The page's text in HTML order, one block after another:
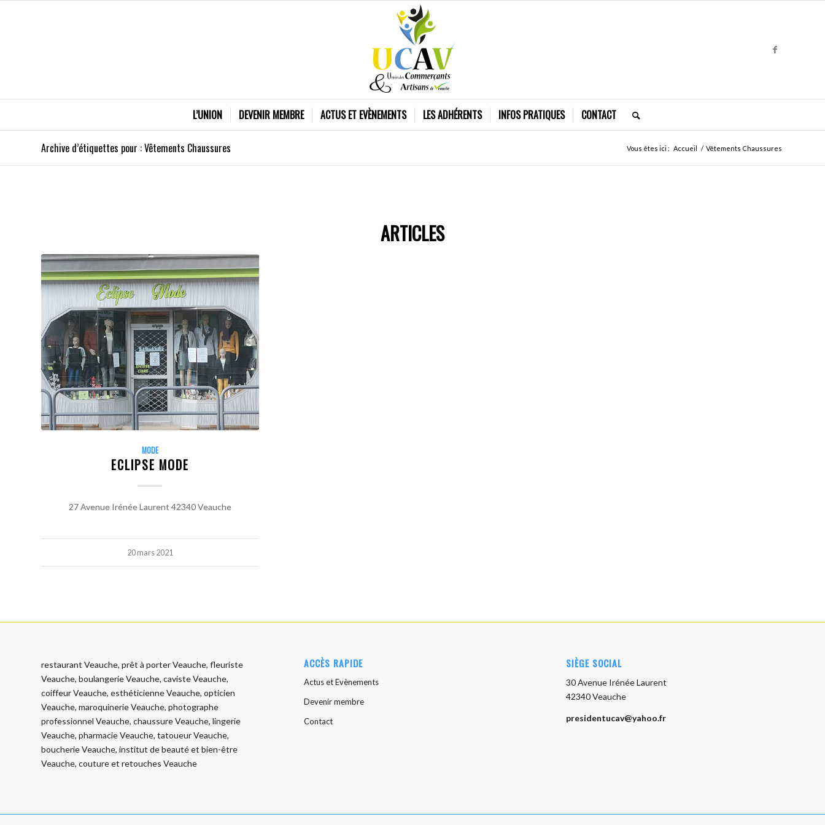
L’UNION DEVENIR MEMBRE ACTUS ET EVÈNEMENTS LES ADHÉRENTS INFOS PRATIQUES CONTACT
Archive d’étiquettes pour : Vêtements Chaussures Vous êtes ici : Accueil / Vêtements Chaussures
ARTICLES
MODE
ECLIPSE MODE
27 Avenue Irénée Laurent 42340 Veauche
20 mars 2021
restaurant Veauche, prêt à porter Veauche, fleuriste
Veauche, boulangerie Veauche, caviste Veauche,
coiffeur Veauche, esthéticienne Veauche, opticien
Veauche, maroquinerie Veauche, photographe
professionnel Veauche, chaussure Veauche, lingerie
Veauche, pharmacie Veauche, tatoueur Veauche,
boucherie Veauche, institut de beauté et bien-être
Veauche, couture et retouches Veauche
ACCÈS RAPIDE
Actus et Evènements
Devenir membre
Contact
SIÈGE SOCIAL
30 Avenue Irénée Laurent
42340 Veauche
presidentucav@yahoo.fr